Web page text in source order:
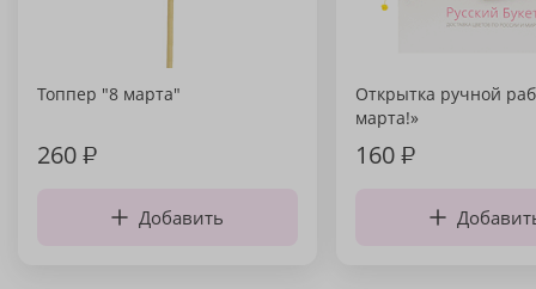
Топпер "8 марта"
260₽
Добавить
Открытка ручной
марта!»
160₽